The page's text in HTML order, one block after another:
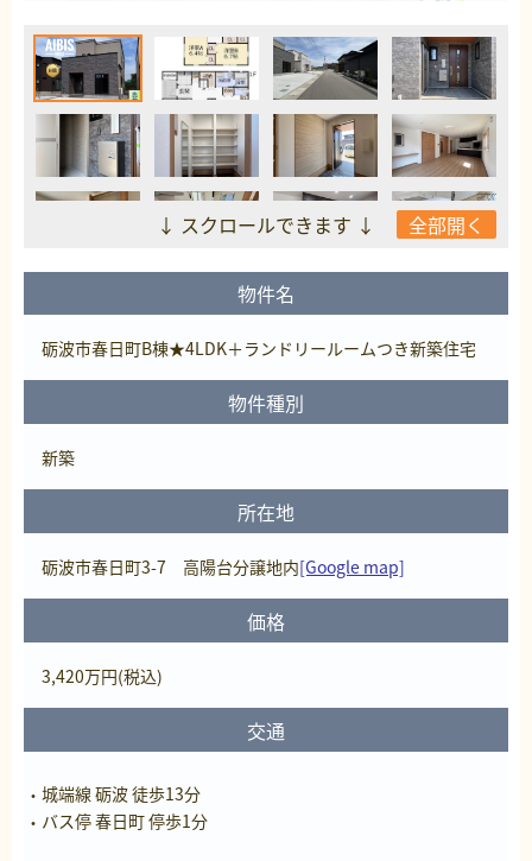
↓ スクロールできます ↓ 全部開く
物件名
砺波市春日町B棟★4LDK＋ランドリールームつき新築住宅
物件種別
新築
所在地
砺波市春日町3-7 高陽台分譲地内[Google map]
価格
3,420万円(税込)
交通
城端線 砺波 徒歩13分
バス停 春日町 停歩1分